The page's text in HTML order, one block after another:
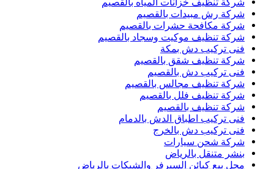
شركة تنظيف خزانات المياه بالقصيم
شركة رش مبيدات بالقصيم
شركة مكافحة حشرات بالقصيم
شركة تنظيف موكيت وسجاد بالقصيم
فنى تركيب دش بمكة
شركة تنظيف شقق بالقصيم
فنى تركيب دش بالقصيم
شركة تنظيف مجالس بالقصيم
شركة تنظيف فلل بالقصيم
شركة تنظيف بالقصيم
فنى تركيب اطباق الدش بالدمام
فنى تركيب دش بالخرج
شركة شحن سيارات
بنشر متنقل بالرياض
محل بيع كبائن السيرفر والشبكات بالرياض